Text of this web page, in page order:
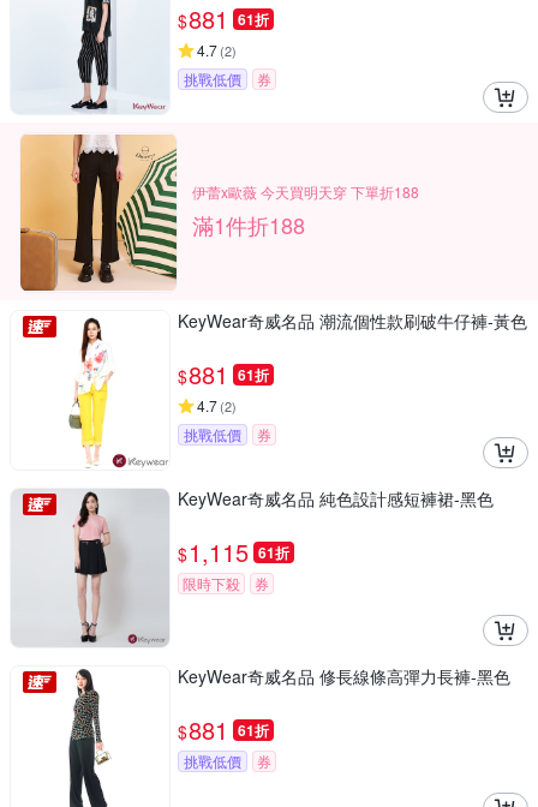
$881 61折
4.7(2)
挑戰低價 券
伊蕾x歐薇 今天買明天穿 下單折188
滿1件折188
KeyWear奇威名品 潮流個性款刷破牛仔褲-黃色
$881 61折
4.7(2)
挑戰低價 券
KeyWear奇威名品 純色設計感短褲裙-黑色
$1,115 61折
限時下殺 券
KeyWear奇威名品 修長線條高彈力長褲-黑色
$881 61折
挑戰低價 券